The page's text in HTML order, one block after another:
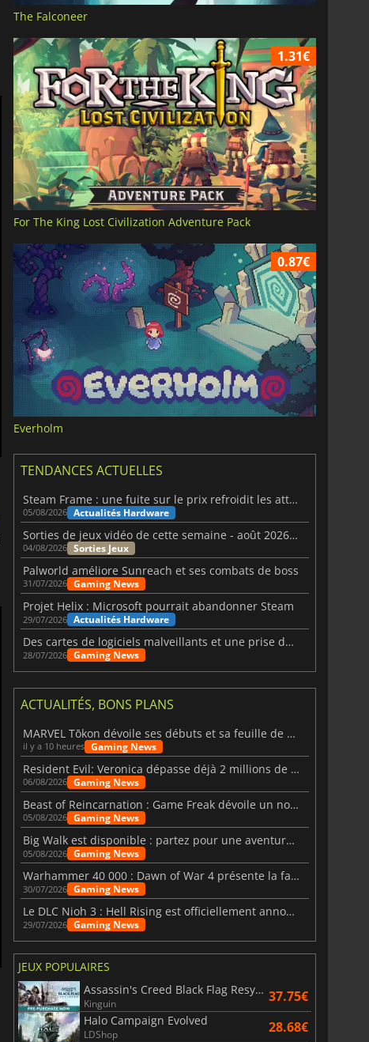
The Falconeer
1.31€
For The King Lost Civilization Adventure Pack
0.87€
Everholm
TENDANCES ACTUELLES
Steam Frame : une fuite sur le prix refroidit les attentes VR
05/08/2026 Actualités Hardware
Sorties de jeux vidéo de cette semaine - août 2026 (semaine 32)
04/08/2026 Sorties Jeux
Palworld améliore Sunreach et ses combats de boss
31/07/2026 Gaming News
Projet Helix : Microsoft pourrait abandonner Steam
29/07/2026 Actualités Hardware
Des cartes de logiciels malveillants et une prise de contrôle de Discord ont touché Meccha Chameleon
28/07/2026 Gaming News
ACTUALITÉS, BONS PLANS
MARVEL Tōkon dévoile ses débuts et sa feuille de route
il y a 10 heures Gaming News
Resident Evil: Veronica dépasse déjà 2 millions de wishlists
06/08/2026 Gaming News
Beast of Reincarnation : Game Freak dévoile un nouveau pari
05/08/2026 Gaming News
Big Walk est disponible : partez pour une aventure entre amis
05/08/2026 Gaming News
Warhammer 40 000 : Dawn of War 4 présente la faction des Nécrons
30/07/2026 Gaming News
Le DLC Nioh 3 : Hell Rising est officiellement annoncé
29/07/2026 Gaming News
JEUX POPULAIRES
Assassin's Creed Black Flag Resynced
Kinguin 37.75€
Halo Campaign Evolved
LDShop 28.68€